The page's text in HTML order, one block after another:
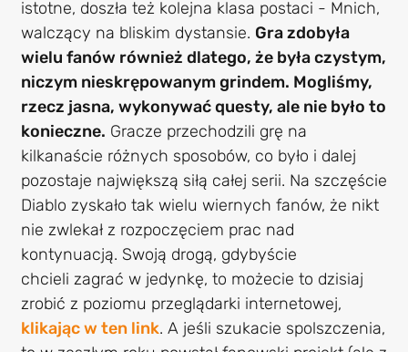
istotne, doszła też kolejna klasa postaci - Mnich,
walczący na bliskim dystansie. Gra zdobyła
wielu fanów również dlatego, że była czystym,
niczym nieskrępowanym grindem. Mogliśmy,
rzecz jasna, wykonywać questy, ale nie było to
konieczne. Gracze przechodzili grę na
kilkanaście różnych sposobów, co było i dalej
pozostaje największą siłą całej serii. Na szczęście
Diablo zyskało tak wielu wiernych fanów, że nikt
nie zwlekał z rozpoczęciem prac nad
kontynuacją. Swoją drogą, gdybyście
chcieli zagrać w jedynkę, to możecie to dzisiaj
zrobić z poziomu przeglądarki internetowej,
klikając w ten link. A jeśli szukacie spolszczenia,